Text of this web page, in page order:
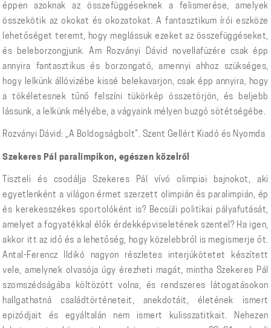
éppen azoknak az összefüggéseknek a felismerése, amelyek
összekötik az okokat és okozatokat. A fantasztikum írói eszköze
lehetőséget teremt, hogy meglássuk ezeket az összefüggéseket,
és beleborzongjunk. Ám Rozványi Dávid novellafüzére csak épp
annyira fantasztikus és borzongató, amennyi ahhoz szükséges,
hogy lelkünk állóvizébe kissé belekavarjon, csak épp annyira, hogy
a tökéletesnek tűnő felszíni tükörkép összetörjön, és beljebb
lássunk, a lelkünk mélyébe, a vágyaink mélyen buzgó sötétségébe.
Rozványi Dávid: „A Boldogságbolt”. Szent Gellért Kiadó és Nyomda
Szekeres Pál paralimpikon, egészen közelről
Tiszteli és csodálja Szekeres Pál vívó olimpiai bajnokot, aki
egyetlenként a világon érmet szerzett olimpián és paralimpián, ép
és kerekesszékes sportolóként is? Becsüli politikai pályafutását,
amelyet a fogyatékkal élők érdekképviseletének szentel? Ha igen,
akkor itt az idő és a lehetőség, hogy közelebbről is megismerje őt.
Antal-Ferencz Ildikó nagyon részletes interjúkötetet készített
vele, amelynek olvasója úgy érezheti magát, mintha Szekeres Pál
szomszédságába költözött volna, és rendszeres látogatásokon
hallgathatná családtörténeteit, anekdotáit, életének ismert
epizódjait és egyáltalán nem ismert kulisszatitkait. Nehezen